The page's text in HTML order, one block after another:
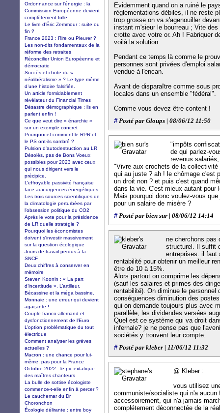
Evidemment quand on a ruiné le
règlementations débiles, il ne reste
trop grosse on va s'agenouiller
instant m'sieur le bourreau ; Vite
crotte avec votre or. Ah ! Fabriquer
voilà la solution.
Pendant ce temps là comme le
personnes sont privées d'emploi
vendue à l'encan.
Avant de disparaître comme sous
locales dans un ensemble "fédéral".
Comme vous devez être content !
#Posté par Gloups | 08/06/12 11:50
"impôts
de qui parlez-
revenus
"Vivre aux crochets de la
qui au juste ? ah ! le chômage c'est
un droit non ? et puis c'est quand
dans la vie. C'est mieux autant pour
Mais pourquoi donc voulez-vous
pour un salaire de misère ?
#Posté par bien sur | 08/06/12 14:14
ne cherchons pas
structurel. Il suffit
entreprises. il faut
rentabilité pour obtenir un meilleur
être de 10 à 15%.
Alors partout on comprime les
(sauf les salaires et primes des
rentabilité). On diminue le
conséquences diminution des
qui on demande toujours plus avec
parallèle, les dividendes versées
Quel est ce système qui va droit
infernale? je ne pense pas que
sociétés y trouvent leur compte.
#Posté par kleber | 11/06/12 11:32
@ Kleber :
vous utilisez
communiste/socialiste qui n'a aucun
accessoirement, qui n'a jamais
complétement déconnectée de la
Ordonnance sur l'énergie : la
Commission Européenne devient
complètement folle
Le livre d’Éric Zemmour : suite ou
fin ?
France 2023 : Rire ou Pleurer ?
Les non-dits fondamentaux de la
réforme des retraites
Réconcilier Union Européenne et
démocratie
Succès et chute du «
néolibéralisme » ? Le type même
d’une histoire falsifiée.
Un article formidablement
révélateur du Financial Times
Désastre démographique : ils en
parlent enfin !
Ce que veut dire « énarchie »
sur un exemple concret
Pourquoi et comment le RPR et
le PS ont-ils sombré ?
Pulsion d'autodestruction au LR
Désolés, pas de Bons Voeux
possibles pour 2023 avec ceux
qui nous dirigent vers le
précipice.
L’effroyable passivité française
face aux urgences énergétiques
Les trois sources scientifiques de
la climatologie perturbées par
l'obsession politique du CO2
Après le vote pour la présidence
de LR quelle stratégie ?
Pourquoi les économistes
doivent s'investir massivement
sur la question écologique
Jours de travail perdus à la
SNCF
Deux chiffres à conserver en
mémoire
Steven Koonin : « La part
d’incertitude ». L’artilleur.
Bécassine et la méga bassine.
Monnaie : une erreur qui devient
agaçante !
Couple franco-allemand et
dysfonctionnement de l’Euro
L’option problématique du tout
électrique
Comment analyser les grèves
actuelles ?
Macron : une chance pour lui-
même, pas pour la France
Octobre 2022 : le pic extatique
des maîtres chanteurs
La bulle de sottise écologiste
commence-t-elle enfin à percer ?
Le cauchemar du Dr
Choronchon
Écologie délirante : entre boy